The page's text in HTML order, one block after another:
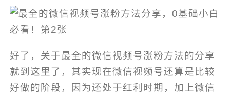
好了，关于最全的微信视频号涨粉方法的分享
就到这里了，其实现在微信视频号还算是比较
好做的阶段，因为还处于红利时期，加上微信